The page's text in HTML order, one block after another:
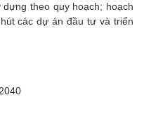
theo quy hoạch; hoạch
các dự án đầu tư và triển